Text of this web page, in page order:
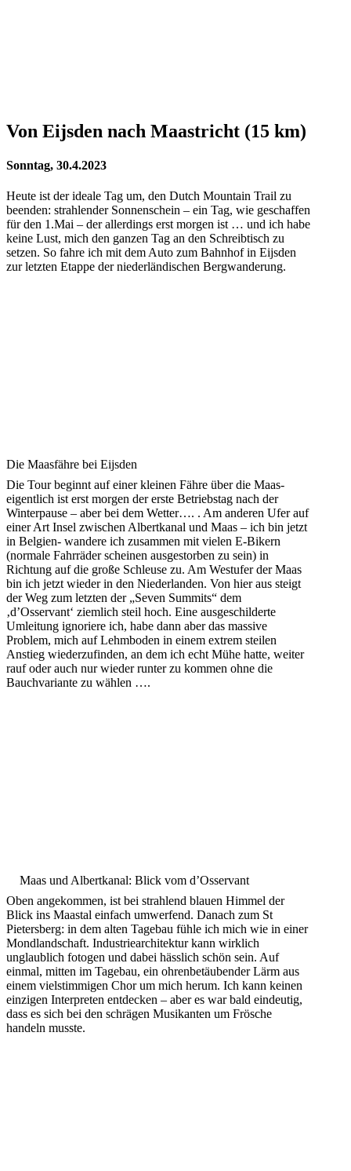
Von Eijsden nach Maastricht (15 km)
Sonntag, 30.4.2023
Heute ist der ideale Tag um, den Dutch Mountain Trail zu
beenden: strahlender Sonnenschein – ein Tag, wie geschaffen
für den 1.Mai – der allerdings erst morgen ist … und ich habe
keine Lust, mich den ganzen Tag an den Schreibtisch zu
setzen. So fahre ich mit dem Auto zum Bahnhof in Eijsden
zur letzten Etappe der niederländischen Bergwanderung.
Die Maasfähre bei Eijsden
Die Tour beginnt auf einer kleinen Fähre über die Maas-
eigentlich ist erst morgen der erste Betriebstag nach der
Winterpause – aber bei dem Wetter…. . Am anderen Ufer auf
einer Art Insel zwischen Albertkanal und Maas – ich bin jetzt
in Belgien- wandere ich zusammen mit vielen E-Bikern
(normale Fahrräder scheinen ausgestorben zu sein) in
Richtung auf die große Schleuse zu. Am Westufer der Maas
bin ich jetzt wieder in den Niederlanden. Von hier aus steigt
der Weg zum letzten der „Seven Summits“ dem
‚d’Osservant‘ ziemlich steil hoch. Eine ausgeschilderte
Umleitung ignoriere ich, habe dann aber das massive
Problem, mich auf Lehmboden in einem extrem steilen
Anstieg wiederzufinden, an dem ich echt Mühe hatte, weiter
rauf oder auch nur wieder runter zu kommen ohne die
Bauchvariante zu wählen ….
Maas und Albertkanal: Blick vom d’Osservant
Oben angekommen, ist bei strahlend blauen Himmel der
Blick ins Maastal einfach umwerfend. Danach zum St
Pietersberg: in dem alten Tagebau fühle ich mich wie in einer
Mondlandschaft. Industriearchitektur kann wirklich
unglaublich fotogen und dabei hässlich schön sein. Auf
einmal, mitten im Tagebau, ein ohrenbetäubender Lärm aus
einem vielstimmigen Chor um mich herum. Ich kann keinen
einzigen Interpreten entdecken – aber es war bald eindeutig,
dass es sich bei den schrägen Musikanten um Frösche
handeln musste.